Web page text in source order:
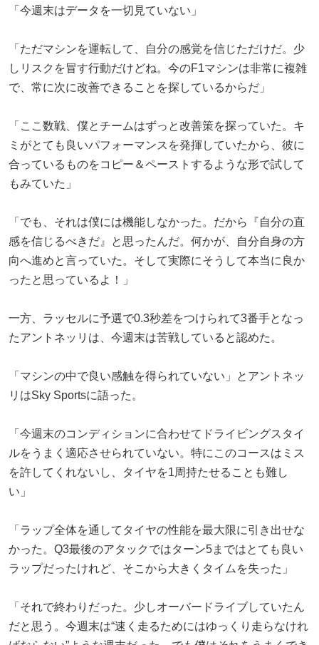
「今週末はデータを一切見ていない」
「ただマシンを運転して、自分の感覚を信じただけだ。少
しリスクを冒す行動だけどね。今のF1マシンは非常に複雑
で、常に次に改善できることを探しているからだ」
「ここ数戦、僕とチームはずっと改善策を探っていた。キ
ミがとても良いパフォーマンスを発揮していたから、彼に
合っているものをコピー＆ペーストするような形で試して
もみていた」
「でも、それは僕には機能しなかった。だから『自分の直
感を信じるべきだ』と思ったんだ。何かが、自分自身の方
向へ進めと言っていた。そして実際にそうして本当に良か
ったと思っているよ！」
一方、ラッセルに予選で0.3秒差をつけられて3番手となっ
たアントネッリは、今週末は苦戦していると認めた。
「マシンの中で良い感触を得られていない」とアントネッ
リはSky Sportsに語った。
「今週末のコンディションに合わせてドライビングスタイ
ルをうまく適応させられていない。特にこのコースはミス
を許してくれないし、タイヤを1周持たせることも難し
い」
「ラップ全体を通してタイヤの性能を最大限に引き出せな
かった。Q3最後のアタックではターン5まではとても良い
ラップだったけれど、そこから大きくタイムを失った」
「それで終わりだった。少しオーバードライブしていたん
だと思う。今週末は“速く走るためにはゆっくり走らなけれ